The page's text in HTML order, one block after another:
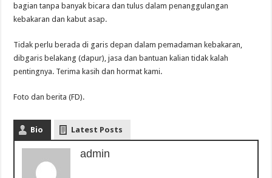
bagian tanpa banyak bicara dan tulus dalam penanggulangan
kebakaran dan kabut asap.
Tidak perlu berada di garis depan dalam pemadaman kebakaran,
dibgaris belakang (dapur), jasa dan bantuan kalian tidak kalah
pentingnya. Terima kasih dan hormat kami.
Foto dan berita (FD).
Bio Latest Posts
admin